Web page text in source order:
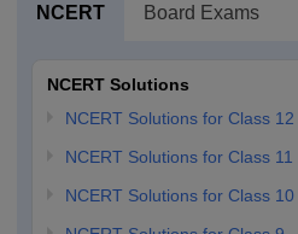
NCERT Board Exams
NCERT Solutions
NCERT Solutions for Class 12
NCERT Solutions for Class 11
NCERT Solutions for Class 10